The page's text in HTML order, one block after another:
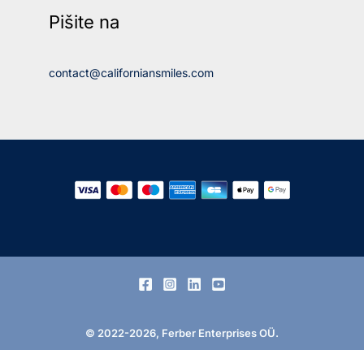
Pišite na
contact@californiansmiles.com
© 2022-2026, Ferber Enterprises OÜ.